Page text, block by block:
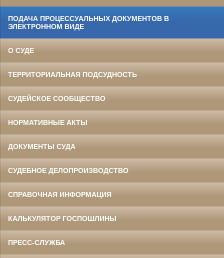
ПОДАЧА ПРОЦЕССУАЛЬНЫХ ДОКУМЕНТОВ В
ЭЛЕКТРОННОМ ВИДЕ
О СУДЕ
ТЕРРИТОРИАЛЬНАЯ ПОДСУДНОСТЬ
СУДЕЙСКОЕ СООБЩЕСТВО
НОРМАТИВНЫЕ АКТЫ
ДОКУМЕНТЫ СУДА
СУДЕБНОЕ ДЕЛОПРОИЗВОДСТВО
СПРАВОЧНАЯ ИНФОРМАЦИЯ
КАЛЬКУЛЯТОР ГОСПОШЛИНЫ
ПРЕСС-СЛУЖБА